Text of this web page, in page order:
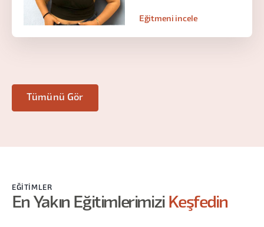
Eğitmeni incele
Tümünü Gör
EĞITIMLER
En Yakın Eğitimlerimizi Keşfedin